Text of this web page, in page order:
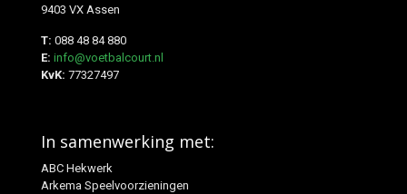
9403 VX Assen
T: 088 48 84 880
E: info@voetbalcourt.nl
KvK: 77327497
In samenwerking met:
ABC Hekwerk
Arkema Speelvoorzieningen